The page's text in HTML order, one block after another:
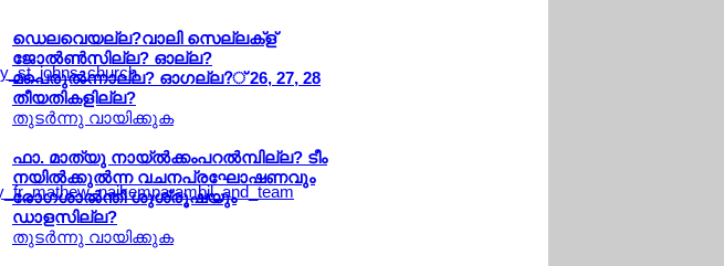
ഡെലവെയല്ല?വാലി സെല്ലക്ള്
ജോല്‍ണ്‍സില്ല? ഓല്ല?
മപെരുല്‍ന്നാല്ല? ഓഗല്ല?് 26, 27, 28
തീയതികളില്ല?
തുടര്‍ന്നു വായിക്കുക
ഫാ. മാത്യു നായ്ല്‍ക്കംപറല്‍മ്പില്ല? ടീം
നയില്‍ക്കുല്‍ന്ന വചനപ്രഘോഷണവും
രോഗശാല്‍ന്തി ശുശ്രൂഷയും
ഡാളസില്ല?
തുടര്‍ന്നു വായിക്കുക